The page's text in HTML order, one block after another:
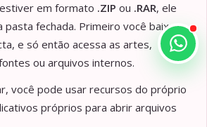
em formato .ZIP ou .RAR, ele
pasta fechada. Primeiro você baixa,
e só então acessa as artes,
ou arquivos internos.
você pode usar recursos do próprio
próprios para abrir arquivos